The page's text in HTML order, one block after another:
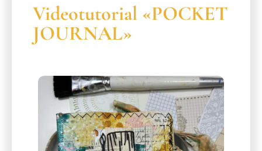
Videotutorial «POCKET
JOURNAL»